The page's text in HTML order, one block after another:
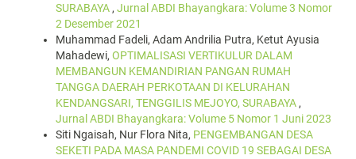
SURABAYA, Jurnal ABDI Bhayangkara: Volume 3 Nomor
2 Desember 2021
Muhammad Fadeli, Adam Andrilia Putra, Ketut Ayusia
Mahadewi, OPTIMALISASI VERTIKULUR DALAM
MEMBANGUN KEMANDIRIAN PANGAN RUMAH
TANGGA DAERAH PERKOTAAN DI KELURAHAN
KENDANGSARI, TENGGILIS MEJOYO, SURABAYA,
Jurnal ABDI Bhayangkara: Volume 5 Nomor 1 Juni 2023
Siti Ngaisah, Nur Flora Nita, PENGEMBANGAN DESA
SEKETI PADA MASA PANDEMI COVID 19 SEBAGAI DESA